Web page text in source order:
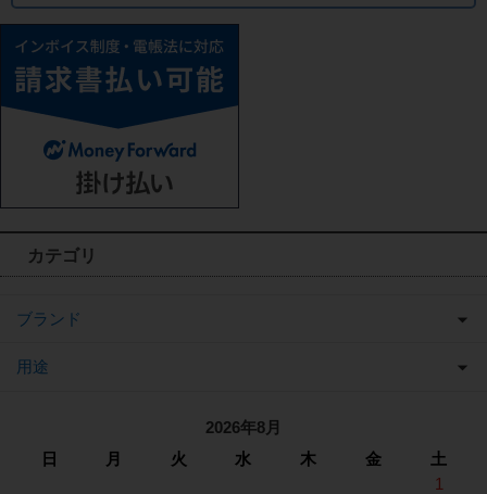
カテゴリ
ブランド
用途
2026年8月
日
月 火 水 木 金
土
1